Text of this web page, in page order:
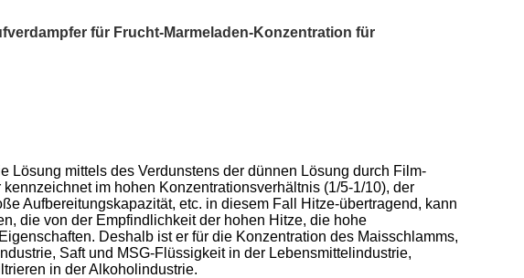
für Frucht-Marmeladen-Konzentration für
Lösung mittels des Verdunstens der dünnen Lösung durch Film-
im hohen Konzentrationsverhältnis (1/5-1/10), der
Aufbereitungskapazität, etc. in diesem Fall Hitze-übertragend, kann
die von der Empfindlichkeit der hohen Hitze, die hohe
Deshalb ist er für die Konzentration des Maisschlamms,
Saft und MSG-Flüssigkeit in der Lebensmittelindustrie,
in der Alkoholindustrie.